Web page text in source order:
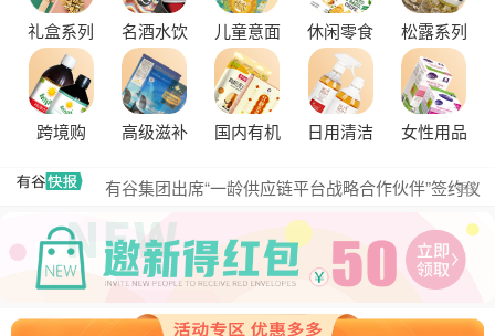
礼盒系列 名酒水饮 儿童意面 休闲零食 松露系列
跨境购 高级滋补 国内有机 日用清洁 女性用品
更多
匠心打造的无盐健康新主张
有谷健康 | PIKOBELLO牌儿童意面：健康与美味的完
美结合
探寻黑钻奥秘：有谷健康与塞尔维亚黑松露的完美邂
逅
探秘塞尔维亚黑松露：舌尖上的黑钻石
品味拉克索威斯威士忌，邂逅独特酒韵
舌尖上的塞尔维亚黑松露，你了解多少？
探秘塞尔维亚松露的独特魅力
黑松露的热量是多少？